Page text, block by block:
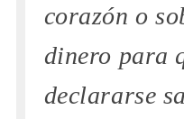
corazón o
dinero para
declararse